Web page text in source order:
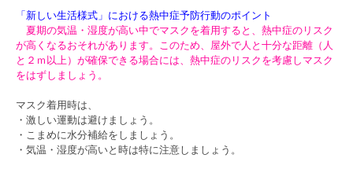
「新しい生活様式」における熱中症予防行動のポイント
夏期の気温・湿度が高い中でマスクを着用すると、熱中症のリスク
が高くなるおそれがあります。このため、屋外で人と十分な距離（人
と２ｍ以上）が確保できる場合には、熱中症のリスクを考慮しマスク
をはずしましょう。
マスク着用時は、
・激しい運動は避けましょう。
・こまめに水分補給をしましょう。
・気温・湿度が高いと時は特に注意しましょう。